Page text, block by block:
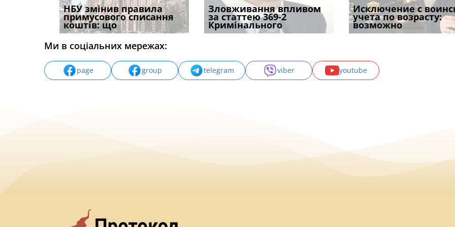
НБУ змінив правила
примусового списання
коштів: що
Якщо суд встановив для
відшкодування шкоди
наявніс
Документи, на яких не
проставляється
апостиль: пер
Водії можуть отримати
компенсацію за
незаконні дії
Зловживання впливом
за статтею 369-2
Кримінального
Переоформлення
відстрочки за іншою
підставою: нов
Особливості захисту у
кримінальному
провадженні: я
Исключение с
учета по возрасту:
возможно
Восьмий ААС
підтвердив, що
може скас
Ми в соціальних мережах:
page group telegram viber youtube